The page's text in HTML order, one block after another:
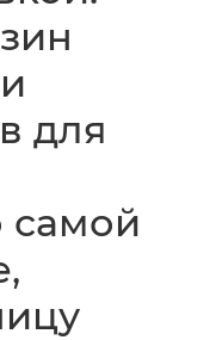
для
самой